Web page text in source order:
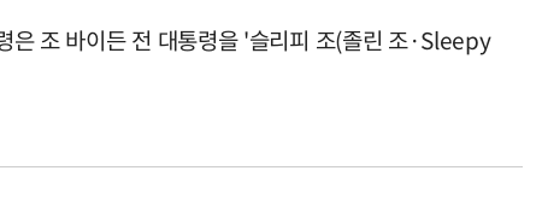
은 조 바이든 전 대통령을 '슬리피 조(졸린 조·Sleepy